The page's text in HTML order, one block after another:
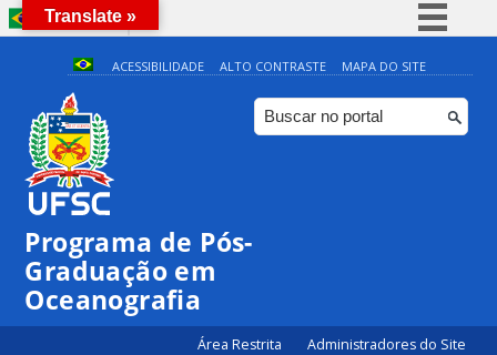
BRASIL
Simplifique!
Comunica BR
Participe
ACESSIBILIDADE ALTO CONTRASTE MAPA DO SITE
Programa de Pós-
Graduação em
Oceanografia
Área Restrita Administradores do Site
Translate »